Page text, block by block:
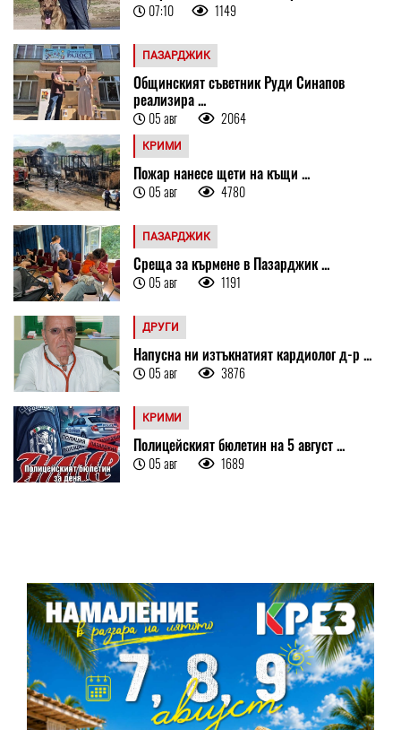
07:10 1149
ПАЗАРДЖИК
Общинският съветник Руди Синапов
реализира ...
05 авг 2064
КРИМИ
Пожар нанесе щети на къщи ...
05 авг 4780
ПАЗАРДЖИК
Среща за кърмене в Пазарджик ...
05 авг 1191
ДРУГИ
Напусна ни изтъкнатият кардиолог д-р ...
05 авг 3876
КРИМИ
Полицейският бюлетин на 5 август ...
05 авг 1689